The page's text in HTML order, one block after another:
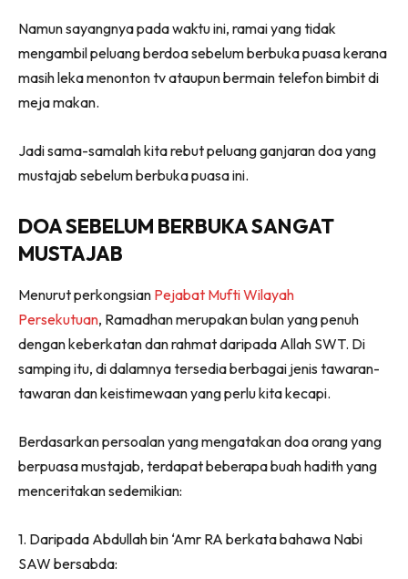
Namun sayangnya pada waktu ini, ramai yang tidak
mengambil peluang berdoa sebelum berbuka puasa kerana
masih leka menonton tv ataupun bermain telefon bimbit di
meja makan.
Jadi sama-samalah kita rebut peluang ganjaran doa yang
mustajab sebelum berbuka puasa ini.
DOA SEBELUM BERBUKA SANGAT
MUSTAJAB
Menurut perkongsian Pejabat Mufti Wilayah
Persekutuan, Ramadhan merupakan bulan yang penuh
dengan keberkatan dan rahmat daripada Allah SWT. Di
samping itu, di dalamnya tersedia berbagai jenis tawaran-
tawaran dan keistimewaan yang perlu kita kecapi.
Berdasarkan persoalan yang mengatakan doa orang yang
berpuasa mustajab, terdapat beberapa buah hadith yang
menceritakan sedemikian:
1. Daripada Abdullah bin ‘Amr RA berkata bahawa Nabi
SAW bersabda: